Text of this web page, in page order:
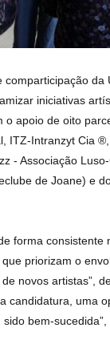
comparticipação
iniciativas
apoio de oito
ITZ-Intranzyt Cia
- Associação
de Joane) e
forma
priorizam o
novos artistas”,
candidatura, uma
bem-sucedida”,